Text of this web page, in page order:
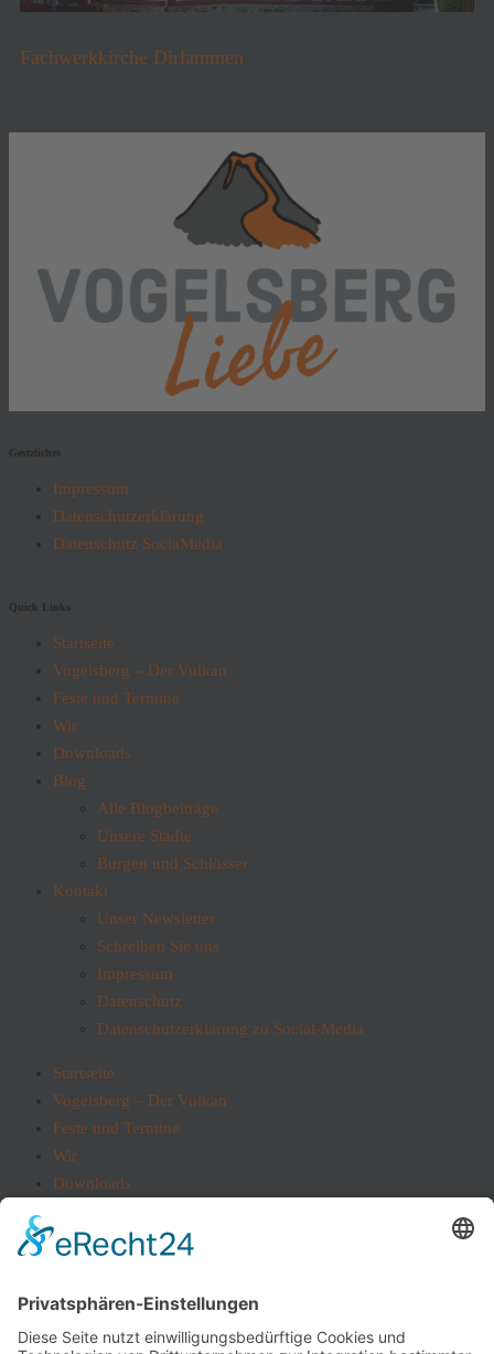
Fachwerkkirche Dirlammen
Gestzliches
Impressum
Datenschutzerklärung
Datenschutz SociaMedia
Quick Links
Startseite
Vogelsberg – Der Vulkan
Feste und Termine
Wir
Downloads
Blog
Alle Blogbeiträge
Unsere Städte
Burgen und Schlösser
Kontakt
Unser Newsletter
Schreiben Sie uns
Impressum
Datenschutz
Datenschutzerklärung zu Social-Media
Startseite
Vogelsberg – Der Vulkan
Feste und Termine
Wir
Downloads
Alle Blogbeiträge
Burgen und Schlösser
Unser Newsletter